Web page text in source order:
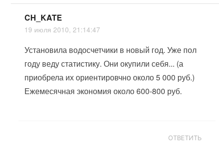
CH_KATE
19 июля 2010, 21:14:47
Установила водосчетчики в новый год. Уже пол
году веду статистику. Они окупили себя... (а
приобрела их ориентировчно около 5 000 руб.)
Ежемесячная экономия около 600-800 руб.
ОТВЕТИТЬ